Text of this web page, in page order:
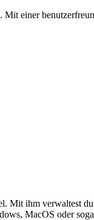
einer
Mit ihm verwaltest
MacOS oder